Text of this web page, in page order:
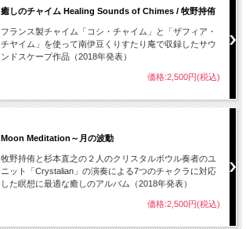
癒しのチャイム Healing Sounds of Chimes / 牧野持侑
フランス製チャイム「コシ・チャイム」と「ザフィア・
チヤイム」を使って南伊豆くりすたり庵で収録したサウ
ンドスケープ作品（2018年発表）
価格:2,500円(税込)
Moon Meditation～月の波動
牧野持侑と杉本直之の２人のクリスタルボウル奏者のユ
ニット「Crystalian」の演奏による7つのチャクラに対応
した瞑想に最適な癒しのアルバム（2018年発表）
価格:2,500円(税込)